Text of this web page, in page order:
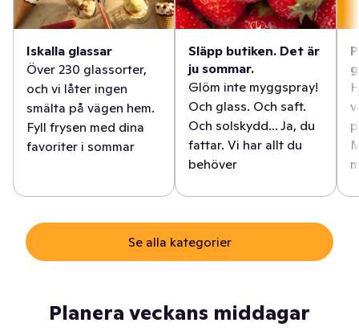
Iskalla glassar
Över 230 glassorter,
och vi låter ingen
smälta på vägen hem.
Fyll frysen med dina
favoriter i sommar
Släpp butiken. Det är
ju sommar.
Glöm inte myggspray!
Och glass. Och saft.
Och solskydd... Ja, du
fattar. Vi har allt du
behöver
Se alla kategorier
Planera veckans middagar